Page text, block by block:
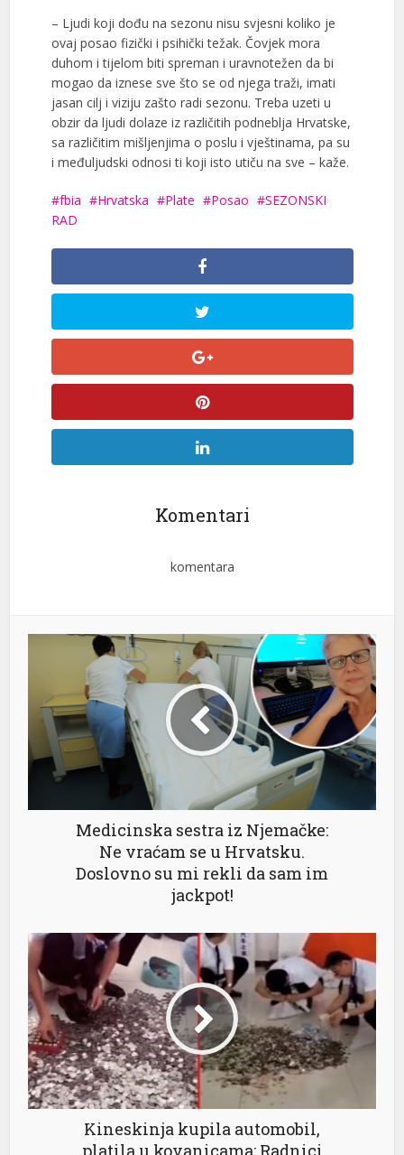
– Ljudi koji dođu na sezonu nisu svjesni koliko je
ovaj posao fizički i psihički težak. Čovjek mora
duhom i tijelom biti spreman i uravnotežen da bi
mogao da iznese sve što se od njega traži, imati
jasan cilj i viziju zašto radi sezonu. Treba uzeti u
obzir da ljudi dolaze iz različitih podneblja Hrvatske,
sa različitim mišljenjima o poslu i vještinama, pa su
i međuljudski odnosi ti koji isto utiču na sve – kaže.
fbia Hrvatska Plate Posao
SEZONSKI
RAD
Komentari
komentara
Medicinska sestra iz Njemačke:
Ne vraćam se u Hrvatsku.
Doslovno su mi rekli da sam im
jackpot!
Kineskinja kupila automobil,
platila u kovanicama: Radnici